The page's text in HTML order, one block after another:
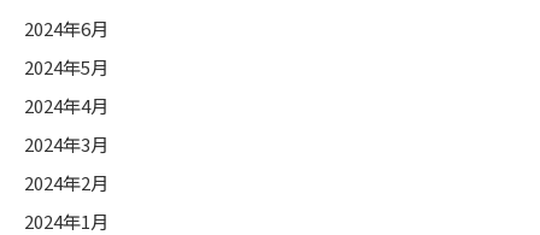
2024年6月
2024年5月
2024年4月
2024年3月
2024年2月
2024年1月